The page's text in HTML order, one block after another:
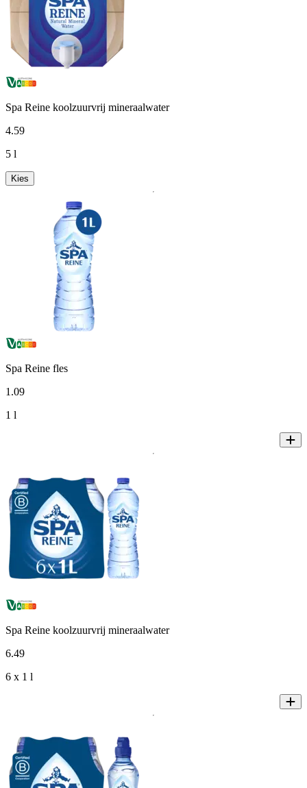
Spa Reine koolzuurvrij mineraalwater
4.59
5 l
Kies
Spa Reine fles
1 .09
1 l
Spa Reine koolzuurvrij mineraalwater
6.49
6 x 1 l